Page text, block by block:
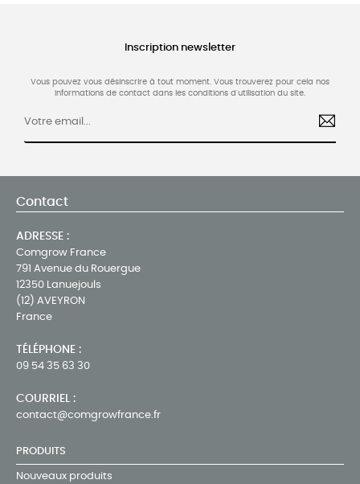
Inscription newsletter
Vous pouvez vous désinscrire à tout moment. Vous trouverez pour cela nos
informations de contact dans les conditions d'utilisation du site.
Contact
ADRESSE :
Comgrow France
791 Avenue du Rouergue
12350 Lanuejouls
(12) AVEYRON
France
TÉLÉPHONE :
09 54 35 63 30
COURRIEL :
contact@comgrowfrance.fr
PRODUITS
Nouveaux produits